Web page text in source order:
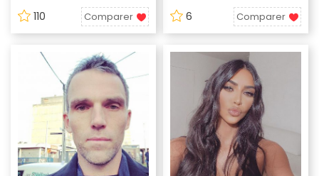
110 Comparer 6 Comparer